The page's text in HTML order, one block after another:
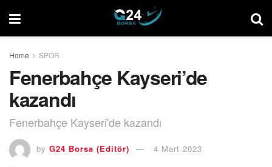
Home SPOR
Fenerbahçe Kayseri’de
kazandı
Fenerbahçe Kayseri'de kazandı
by G24 Borsa (Editör) 4 Mart 2023